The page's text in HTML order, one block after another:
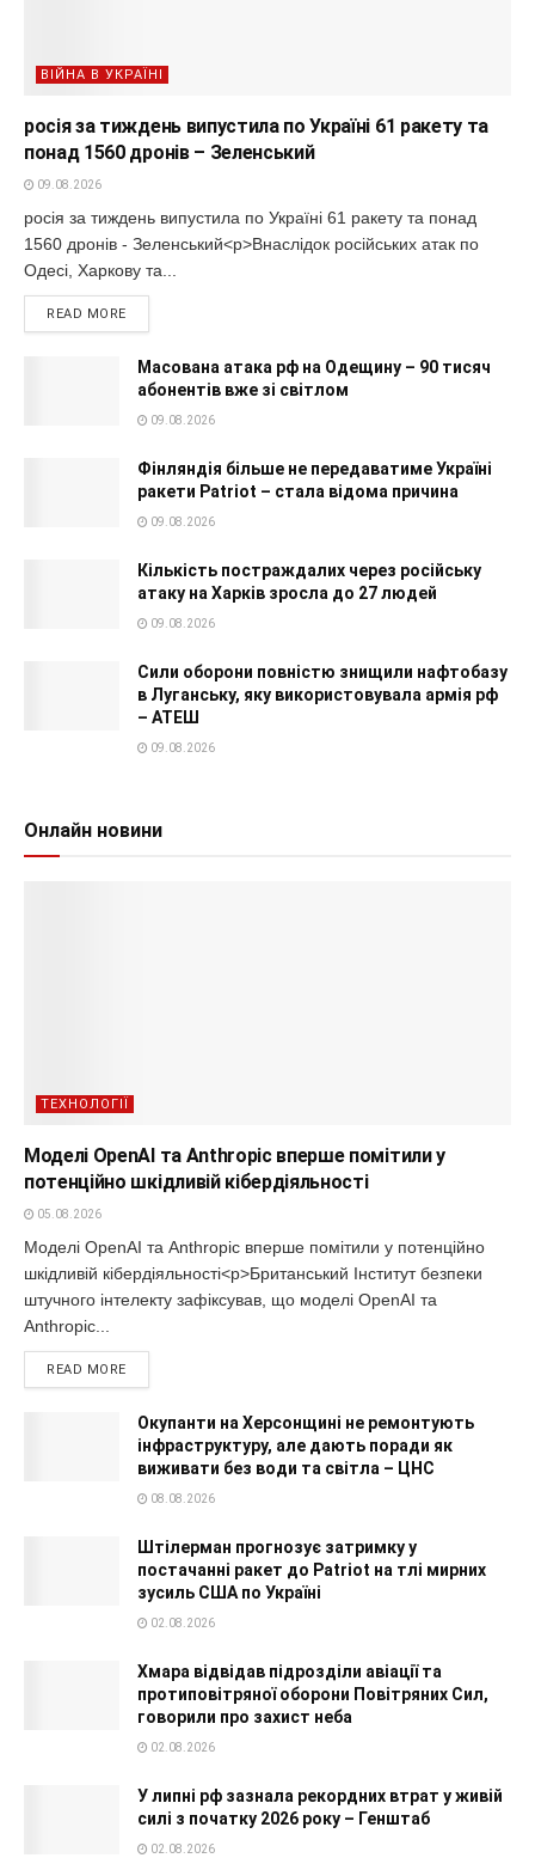
ВІЙНА В УКРАЇНІ
росія за тиждень випустила по Україні 61 ракету та
понад 1560 дронів – Зеленський
09.08.2026
росія за тиждень випустила по Україні 61 ракету та понад
1560 дронів - Зеленський<p>Внаслідок російських атак по
Одесі, Харкову та...
READ MORE
Масована атака рф на Одещину – 90 тисяч
абонентів вже зі світлом
09.08.2026
Фінляндія більше не передаватиме Україні
ракети Patriot – стала відома причина
09.08.2026
Кількість постраждалих через російську
атаку на Харків зросла до 27 людей
09.08.2026
Сили оборони повністю знищили нафтобазу
в Луганську, яку використовувала армія рф
– АТЕШ
09.08.2026
Онлайн новини
ТЕХНОЛОГІЇ
Моделі OpenAI та Anthropic вперше помітили у
потенційно шкідливій кібердіяльності
05.08.2026
Моделі OpenAI та Anthropic вперше помітили у потенційно
шкідливій кібердіяльності<p>Британський Інститут безпеки
штучного інтелекту зафіксував, що моделі OpenAI та
Anthropic...
READ MORE
Окупанти на Херсонщині не ремонтують
інфраструктуру, але дають поради як
виживати без води та світла – ЦНС
08.08.2026
Штілерман прогнозує затримку у
постачанні ракет до Patriot на тлі мирних
зусиль США по Україні
02.08.2026
Хмара відвідав підрозділи авіації та
протиповітряної оборони Повітряних Сил,
говорили про захист неба
02.08.2026
У липні рф зазнала рекордних втрат у живій
силі з початку 2026 року – Генштаб
02.08.2026